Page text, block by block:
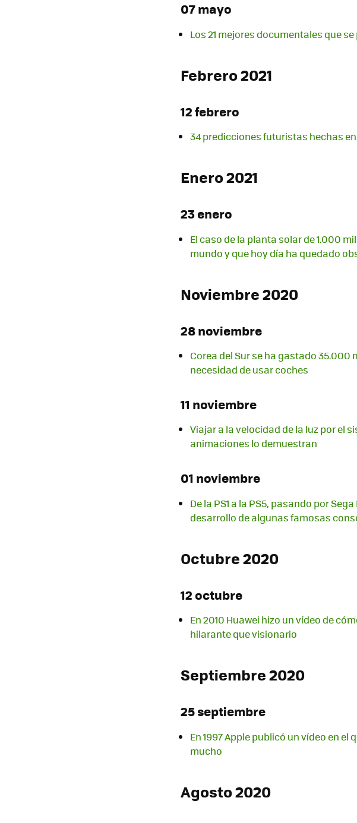
07 mayo
Los 21 mejores documentales que
Febrero 2021
12 febrero
34 predicciones futuristas hechas
Enero 2021
23 enero
El caso de la planta solar de 1.000
mundo y que hoy día ha quedado
Noviembre 2020
28 noviembre
Corea del Sur se ha gastado
necesidad de usar coches
11 noviembre
Viajar a la velocidad de la luz por el
animaciones lo demuestran
01 noviembre
De la PS1 a la PS5, pasando por
desarrollo de algunas famosas
Octubre 2020
12 octubre
En 2010 Huawei hizo un vídeo de
hilarante que visionario
Septiembre 2020
25 septiembre
En 1997 Apple publicó un vídeo en
mucho
Agosto 2020